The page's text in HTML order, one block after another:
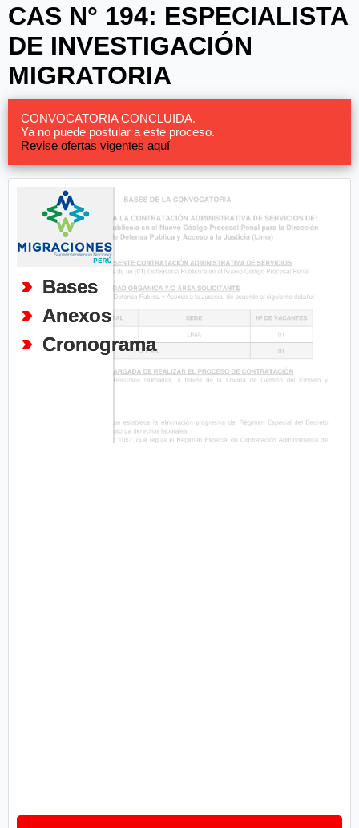
CAS N° 194: ESPECIALISTA
DE INVESTIGACIÓN
MIGRATORIA
CONVOCATORIA CONCLUIDA.
Ya no puede postular a este proceso.
Revise ofertas vigentes aquí
Bases
Anexos
Cronograma